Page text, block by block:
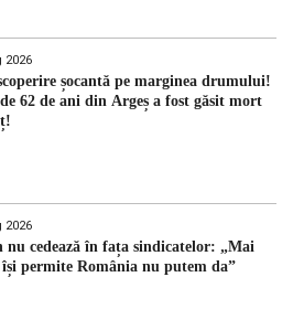
2026
șocantă pe marginea drumului!
62 de ani din Argeș a fost găsit mort
2026
nu cedează în fața sindicatelor: „Mai
permite România nu putem da”